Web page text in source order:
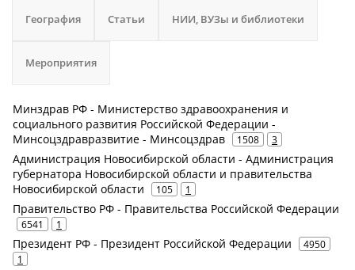
География Статьи НИИ, ВУЗы и библиотеки
Мероприятия
Минздрав РФ - Министерство здравоохранения и
социального развития Российской Федерации -
Минсоцздравразвитие - Минсоцздрав
1508 3
Администрация Новосибирской области - Администрация
губернатора Новосибирской области и правительства
Новосибирской области
105 1
Правительство РФ - Правительства Российской Федерации
6541 1
Президент РФ - Президент Российской Федерации
4950
1